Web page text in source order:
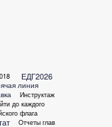
линия
флага
до каждого
ЕДГ2026
Инструктаж
Отчеты глав